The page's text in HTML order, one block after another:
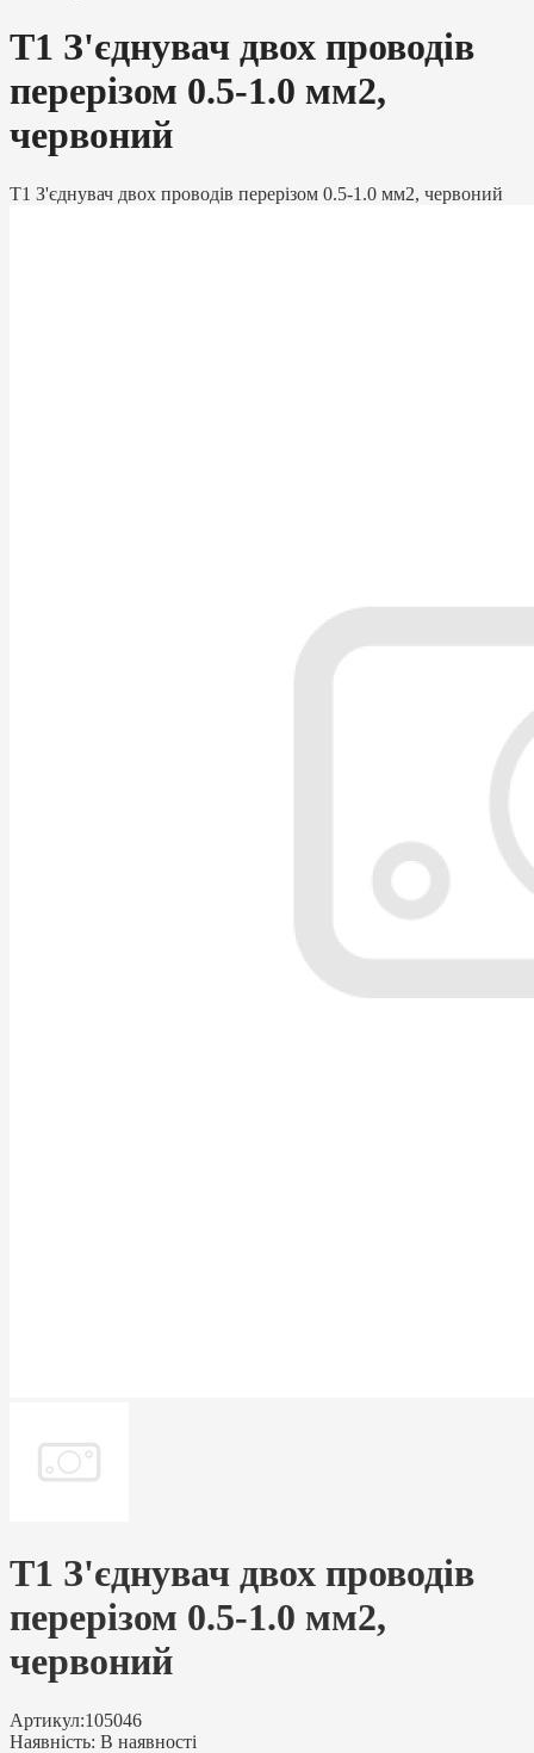
T1 З'єднувач двох проводів
перерізом 0.5-1.0 мм2,
червоний
T1 З'єднувач двох проводів перерізом 0.5-1.0 мм2, червоний
T1 З'єднувач двох проводів
перерізом 0.5-1.0 мм2,
червоний
Артикул:105046
Наявність: В наявності